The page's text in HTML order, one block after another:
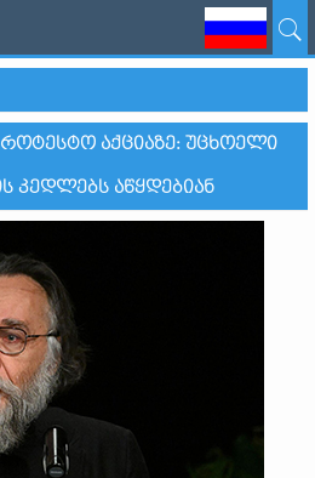
ᲐᲥᲪᲘᲐᲖᲔ: ᲣᲪᲮᲝᲔᲚᲘ
ᲙᲔᲓᲚᲔᲑᲡ ᲐᲬᲧᲓᲔᲑᲘᲐᲜ